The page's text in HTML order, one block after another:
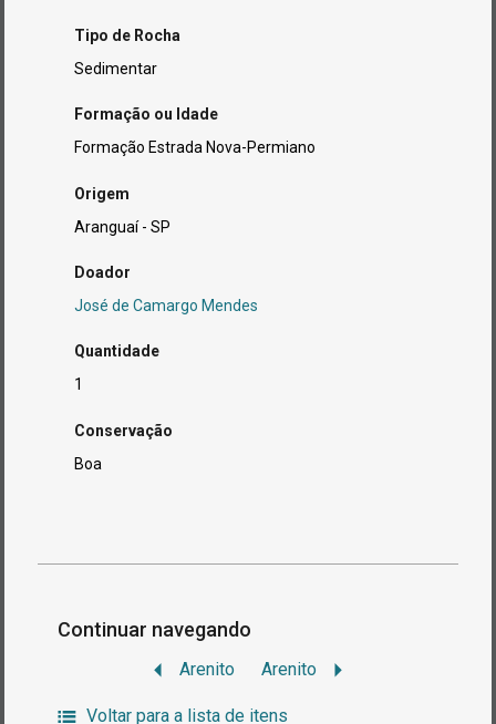
Tipo de Rocha
Sedimentar
Formação ou Idade
Formação Estrada Nova-Permiano
Origem
Aranguaí - SP
Doador
José de Camargo Mendes
Quantidade
1
Conservação
Boa
Continuar navegando
Arenito Arenito
Voltar para a lista de itens